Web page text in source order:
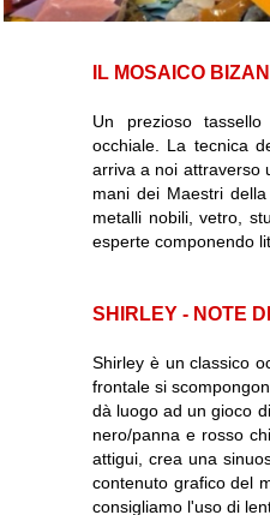
IL MOSAICO
Un prezioso
occhiale. La tecnica
arriva a noi attraverso
mani dei Maestri
metalli nobili, vetro,
esperte componendo
SHIRLEY - NOTE
Shirley è un classico
frontale si
dà luogo ad un gioco
nero/panna e rosso
attigui, crea una
contenuto grafico del
consigliamo l'uso di